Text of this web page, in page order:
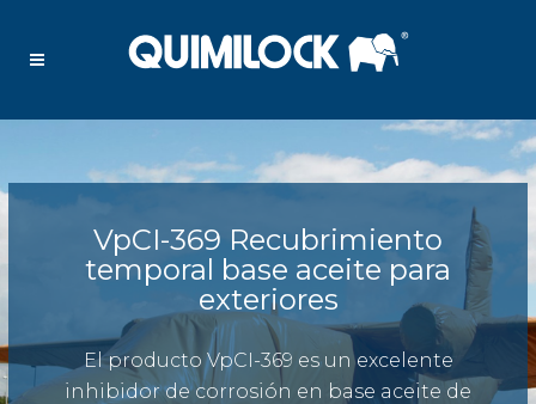
VpCI-369 Recubrimiento
temporal base aceite para
exteriores
El producto VpCI-369 es un excelente
inhibidor de corrosión en base aceite de